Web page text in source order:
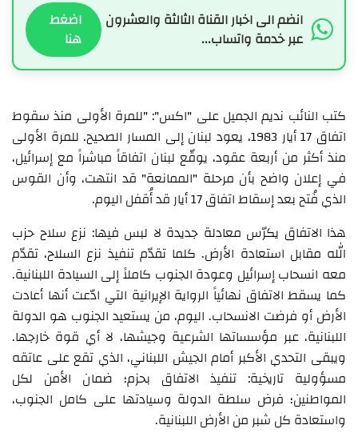
انضم الى اخبار القناة الثالثة والعشرون
عبر خدمة واتساب...
اضغط
هنا
كتب النائب نديم الجميل على "اكس": "للمرة الأولى منذ سقوط
اتفاق 17 أيار 1983، يعود لبنان إلى المسار الصحيح. للمرة الأولى
منذ أكثر من أربعة عقود، يوقّع لبنان اتفاقاً مباشراً مع إسرائيل،
في إعلان واضح بأن مرحلة "الممانعة" قد انتهت، وأن القوس
الذي فُتح بعد إسقاط اتفاق 17 أيار قد أُقفل اليوم.
هذا الاتفاق يكرّس معادلة جديدة لا لبس فيها: نزع سلاح حزب
الله مقابل استعادة الأرض. كلما تقدّم تنفيذ نزع السلاح، تقدّم
معه انسحاب إسرائيل وعودة الجنوب كاملاً إلى السيادة اللبنانية.
كما يسقط الاتفاق نهائياً الرواية الإيرانية التي ادّعت أنها أعادت
الأرض أو فرضت الانسحاب. اليوم، من يستعيد الجنوب هو الدولة
اللبنانية، عبر مؤسساتها الشرعية وجيشها، لا أي قوة خارجها.
ويبقى التحدي الأكبر أمام الجيش اللبناني، الذي تقع على عاتقه
مسؤولية تاريخية: تنفيذ الاتفاق بحزم؛ ضمان الأمن لكل
المواطنين؛ فرض سلطة الدولة وسيادتها على كامل الجنوب،
واستعادة كل شبر من الأرض اللبنانية.